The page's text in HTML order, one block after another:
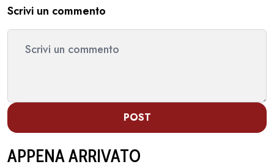
Scrivi un commento
POST
APPENA ARRIVATO